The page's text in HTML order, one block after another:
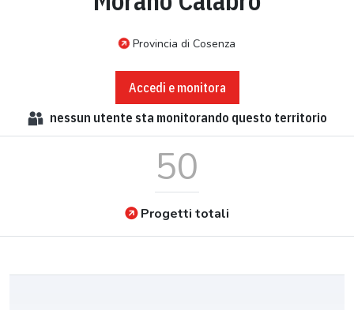
Provincia di Cosenza
Accedi e monitora
nessun utente sta monitorando questo territorio
50
Progetti totali